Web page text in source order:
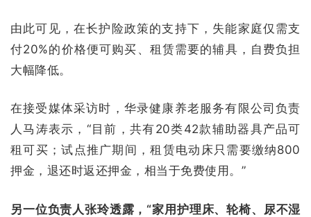
由此可见，在长护险政策的支持下，失能家庭仅需支
付20%的价格便可购买、租赁需要的辅具，自费负担
大幅降低。
在接受媒体采访时，华录健康养老服务有限公司负责
人马涛表示，“目前，共有20类42款辅助器具产品可
租可买；试点推广期间，租赁电动床只需要缴纳800
押金，退还时返还押金，相当于免费使用。”
另一位负责人张玲透露，“家用护理床、轮椅、尿不湿